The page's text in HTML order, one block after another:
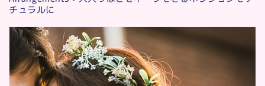
チュラルに